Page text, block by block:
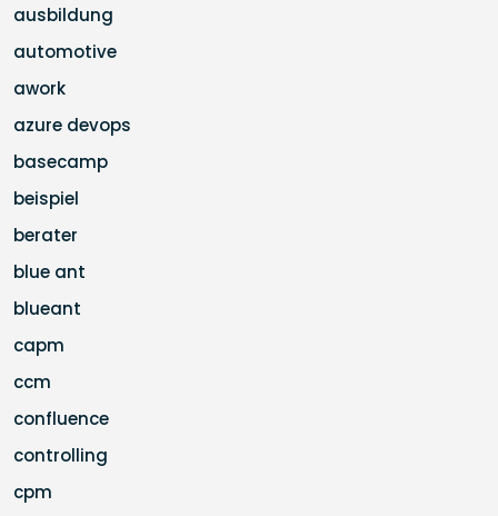
ausbildung
automotive
awork
azure devops
basecamp
beispiel
berater
blue ant
blueant
capm
ccm
confluence
controlling
cpm